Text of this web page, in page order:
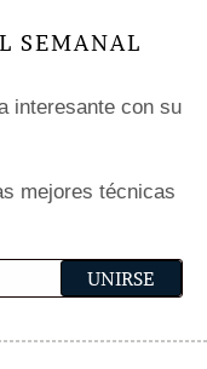
SEMANAL
interesante con su
mejores técnicas